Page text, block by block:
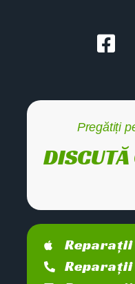
Pregătiți
DISCUTĂ
Reparații
Reparații